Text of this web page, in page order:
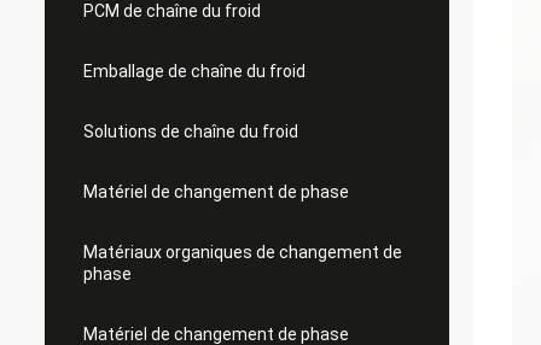
PCM de chaîne du froid
Emballage de chaîne du froid
Solutions de chaîne du froid
Matériel de changement de phase
Matériaux organiques de changement de
phase
Matériel de changement de phase